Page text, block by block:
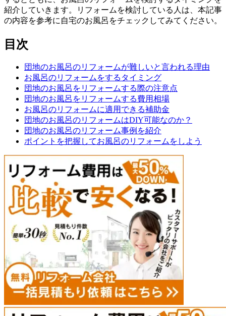
紹介していきます。リフォームを検討している人は、本記事
の内容を参考に自宅のお風呂をチェックしてみてください。
目次
団地のお風呂のリフォームが難しいと言われる理由
お風呂のリフォームをするタイミング
団地のお風呂をリフォームする際の注意点
団地のお風呂をリフォームする費用相場
お風呂のリフォームに適用できる補助金
団地のお風呂のリフォームはDIY可能なのか？
団地のお風呂のリフォーム事例を紹介
ポイントを把握してお風呂のリフォームをしよう